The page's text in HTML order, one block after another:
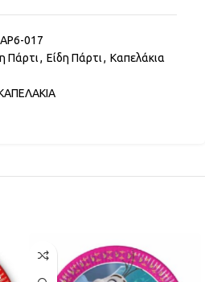
017
Πάρτι, Είδη Πάρτι, Καπελάκια